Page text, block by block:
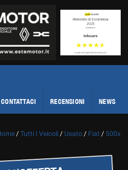
CONTATTACI RECENSIONI NEWS
/Tutti I Veicoli / Usato / Fiat / 500x